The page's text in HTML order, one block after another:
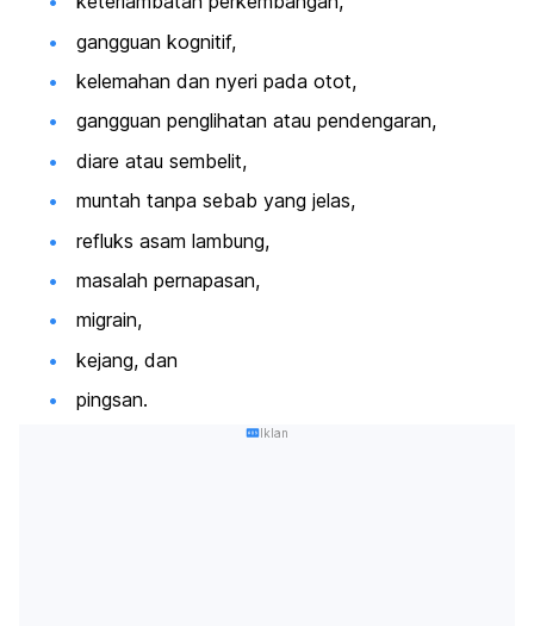
gangguan kognitif,
kelemahan dan nyeri pada otot,
gangguan penglihatan atau pendengaran,
diare atau sembelit,
muntah tanpa sebab yang jelas,
refluks asam lambung,
masalah pernapasan,
migrain,
kejang, dan
pingsan.
Iklan